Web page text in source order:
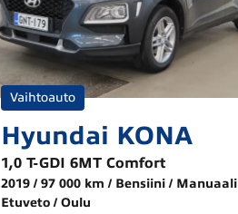
Vaihtoauto
Hyundai KONA
1,0 T-GDI 6MT Comfort
2019 97 000 km Bensiini
Manuaali
Etuveto
Oulu